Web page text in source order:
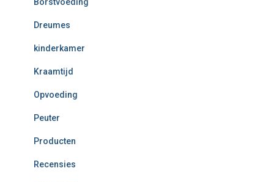
Dreumes
kinderkamer
Kraamtijd
Opvoeding
Peuter
Producten
Recensies